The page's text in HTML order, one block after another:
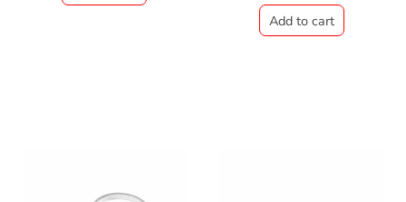
Add to cart